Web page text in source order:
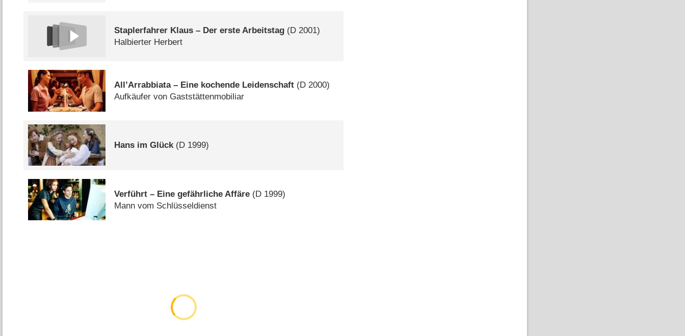
Staplerfahrer Klaus – Der erste Arbeitstag (D 2001)
Halbierter Herbert
All’Arrabbiata – Eine kochende Leidenschaft (D 2000)
Aufkäufer von Gaststättenmobiliar
Hans im Glück(D 1999)
Verführt – Eine gefährliche Affäre (D 1999)
Mann vom Schlüsseldienst